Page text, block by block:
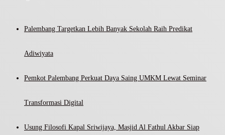
Palembang Targetkan Lebih Banyak Sekolah Raih Predikat
Adiwiyata
Pemkot Palembang Perkuat Daya Saing UMKM Lewat Seminar
Transformasi Digital
Usung Filosofi Kapal Sriwijaya, Masjid Al Fathul Akbar Siap